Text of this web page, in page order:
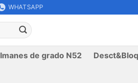
WHATSAPP
Imanes de grado N52